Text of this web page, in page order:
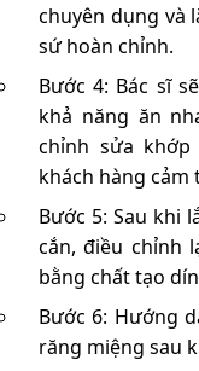
chuyên dụng và
sứ hoàn chỉnh.
Bước 4: Bác sĩ
khả năng ăn
chỉnh sửa khớp
khách hàng cảm
Bước 5: Sau khi
cắn, điều chỉnh
bằng chất tạo
Bước 6: Hướng
răng miệng sau